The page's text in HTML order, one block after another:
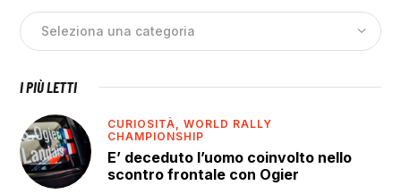
I PIÙ LETTI
CURIOSITÀ,WORLD RALLY
CHAMPIONSHIP
E’ deceduto l’uomo coinvolto nello
scontro frontale con Ogier